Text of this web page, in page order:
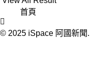
首頁
© 2025 iSpace 阿國新聞.